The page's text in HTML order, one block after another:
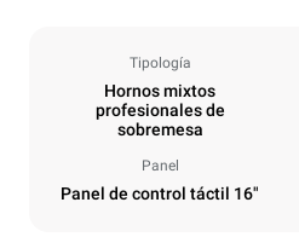
Tipología
Hornos mixtos
profesionales de
sobremesa
Panel
Panel de control táctil 16"